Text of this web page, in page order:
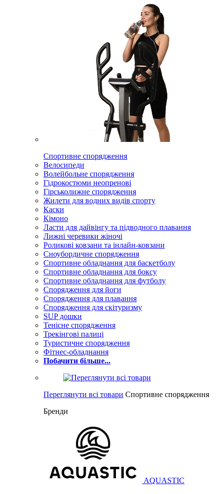
Спортивне спорядження
Велосипеди
Волейбольне спорядження
Гідрокостюми неопренові
Гірськолижне спорядження
Жилети для водних видів спорту
Каски
Кімоно
Ласти для дайвінгу та підводного плавання
Лижні черевики жіночі
Роликові ковзани та інлайн-ковзани
Сноубордичне спорядження
Спортивне обладнання для баскетболу
Спортивне обладнання для боксу
Спортивне обладнання для футболу
Спорядження для йоги
Спорядження для плавання
Спорядження для скітуризму
SUP дошки
Тенісне спорядження
Трекінгові палиці
Туристичне спорядження
Фітнес-обладнання
Побачити більше...
Переглянути всі товари Спортивне спорядження
Бренди
AQUASTIC